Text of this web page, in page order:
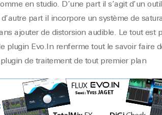
en studio. D’une part il s’agit d’un
part il incorpore un système de
ajouter de distorsion audible. Le tout
plugin Evo.In renferme tout le savoir faire
de traitement de tout premier plan